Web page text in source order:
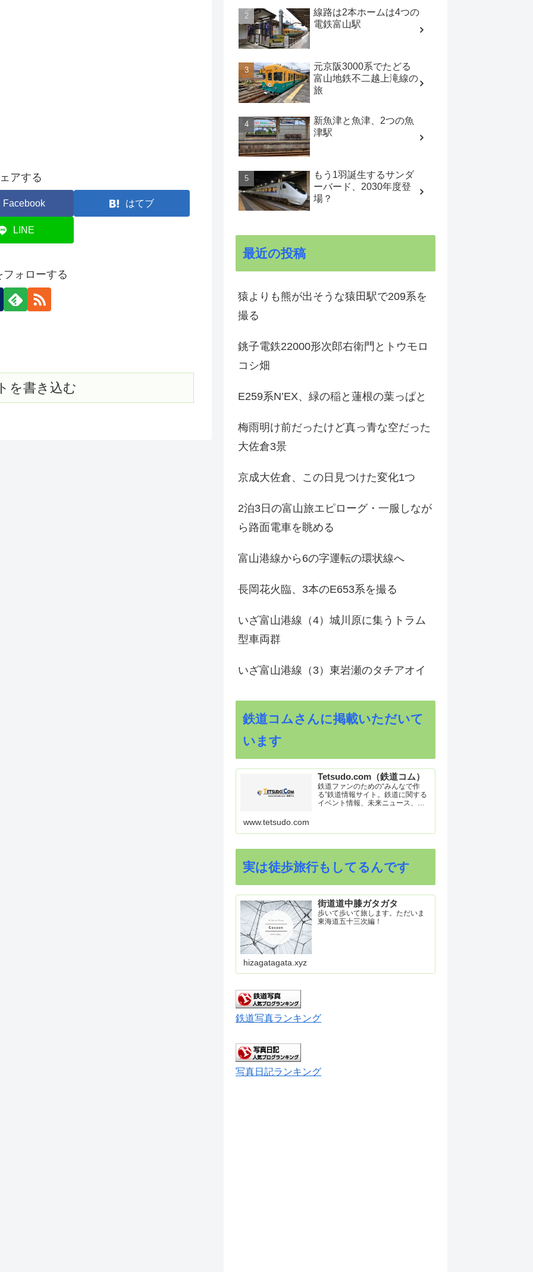
アする
Facebook はてブ
LINE
フォローする
を書き込む
線路は2本ホームは4つの
電鉄富山駅
元京阪3000系でたどる
富山地鉄不二越上滝線の
旅
新魚津と魚津、2つの魚
津駅
もう1羽誕生するサンダ
ーバード、2030年度登
場？
最近の投稿
猿よりも熊が出そうな猿田駅で209系を
撮る
銚子電鉄22000形次郎右衛門とトウモロ
コシ畑
E259系N’EX、緑の稲と蓮根の葉っぱと
梅雨明け前だったけど真っ青な空だった
大佐倉3景
京成大佐倉、この日見つけた変化1つ
2泊3日の富山旅エピローグ・一服しなが
ら路面電車を眺める
富山港線から6の字運転の環状線へ
長岡花火臨、3本のE653系を撮る
いざ富山港線（4）城川原に集うトラム
型車両群
いざ富山港線（3）東岩瀬のタチアオイ
鉄道コムさんに掲載いただいて
います
Tetsudo.com（鉄道コム）
鉄道ファンのための“みんなで作
る”鉄道情報サイト。鉄道に関する
イベント情報、未来ニュース、車
ク集や、参加型ゲーム「駅つなゲ
www.tetsudo.com
実は徒歩旅行もしてるんです
街道道中膝ガタガタ
歩いて歩いて旅します。ただいま
東海道五十三次編！
hizagatagata.xyz
鉄道写真ランキング
写真日記ランキング